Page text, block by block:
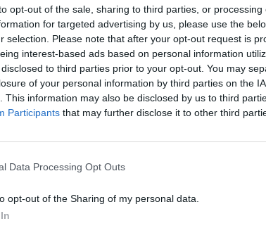
opt-out of the sale, sharing to third parties, or
for targeted advertising by us, please use the
selection. Please note that after your opt-out request is
interest-based ads based on personal information
to third parties prior to your opt-out. You may
of your personal information by third parties on the
This information may also be disclosed by us to third
Participants that may further disclose it to other third
Data Processing Opt Outs
opt-out of the Sharing of my personal data.
συζύγου/ συντρόφου
που πάσχουν από HIV να υποβληθούν